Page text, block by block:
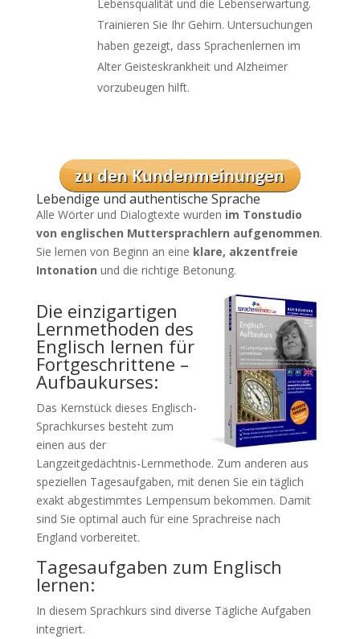
Lebensqualität und die Lebenserwartung.
Trainieren Sie Ihr Gehirn. Untersuchungen
haben gezeigt, dass Sprachenlernen im
Alter Geisteskrankheit und Alzheimer
vorzubeugen hilft.
Lebendige und authentische Sprache
Alle Wörter und Dialogtexte wurden im Tonstudio
von englischen Muttersprachlern aufgenommen.
Sie lernen von Beginn an eine klare, akzentfreie
Intonation und die richtige Betonung.
Die einzigartigen
Lernmethoden des
Englisch lernen für
Fortgeschrittene –
Aufbaukurses:
Das Kernstück dieses Englisch-
Sprachkurses besteht zum
einen aus der
Langzeitgedächtnis-Lernmethode. Zum anderen aus
speziellen Tagesaufgaben, mit denen Sie ein täglich
exakt abgestimmtes Lernpensum bekommen. Damit
sind Sie optimal auch für eine Sprachreise nach
England vorbereitet.
Tagesaufgaben zum Englisch
lernen:
In diesem Sprachkurs sind diverse Tägliche Aufgaben
integriert.